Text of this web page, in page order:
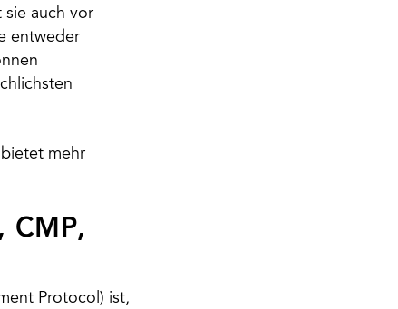
sie auch vor
entweder
mehr
CMP,
Protocol) ist,